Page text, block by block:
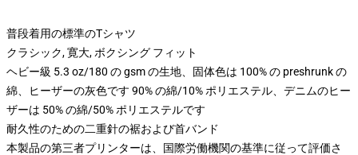
普段着用の標準のTシャツ
クラシック, 寛大, ボクシング フィット
ヘビー級 5.3 oz/180 の gsm の生地、固体色は 100% の preshrunk の
綿、ヒーザーの灰色です 90% の綿/10% ポリエステル、デニムのヒー
ザーは 50% の綿/50% ポリエステルです
耐久性のための二重針の裾および首バンド
本製品の第三者プリンターは、国際労働機関の基準に従って評価さ